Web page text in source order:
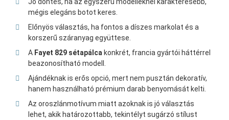
mégis elegáns botot keres.
Előnyös választás, ha fontos a díszes markolat és a
korszerű száranyag együttese.
A Fayet 829 sétapálca konkrét, francia gyártói háttérrel
beazonosítható modell.
Ajándéknak is erős opció, mert nem pusztán dekoratív,
hanem használható prémium darab benyomását kelti.
Az oroszlánmotívum miatt azoknak is jó választás
lehet, akik határozottabb, tekintélyt sugárzó stílust